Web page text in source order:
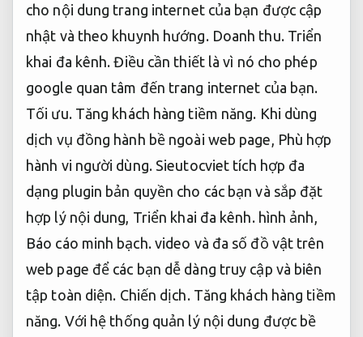
cho nội dung trang internet của bạn được cập
nhật và theo khuynh hướng. Doanh thu. Triển
khai đa kênh. Điều cần thiết là vì nó cho phép
google quan tâm đến trang internet của bạn.
Tối ưu. Tăng khách hàng tiềm năng. Khi dùng
dịch vụ đồng hành bề ngoài web page, Phù hợp
hành vi người dùng. Sieutocviet tích hợp đa
dạng plugin bản quyền cho các bạn và sắp đặt
hợp lý nội dung, Triển khai đa kênh. hình ảnh,
Báo cáo minh bạch. video và đa số đồ vật trên
web page để các bạn dễ dàng truy cập và biên
tập toàn diện. Chiến dịch. Tăng khách hàng tiềm
năng. Với hệ thống quản lý nội dung được bề